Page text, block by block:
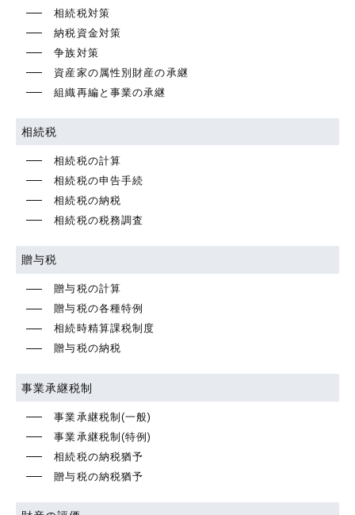
相続税対策
納税資金対策
争族対策
資産家の属性別財産の承継
組織再編と事業の承継
相続税
相続税の計算
相続税の申告手続
相続税の納税
相続税の税務調査
贈与税
贈与税の計算
贈与税の各種特例
相続時精算課税制度
贈与税の納税
事業承継税制
事業承継税制(一般)
事業承継税制(特例)
相続税の納税猶予
贈与税の納税猶予